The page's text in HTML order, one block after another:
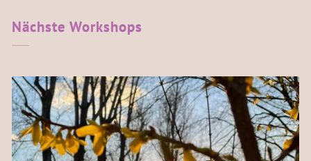
Nächste Workshops